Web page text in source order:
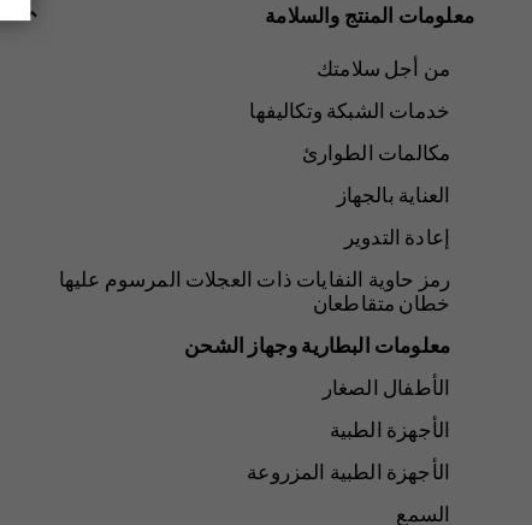
معلومات المنتج والسلامة
من أجل سلامتك
خدمات الشبكة وتكاليفها
مكالمات الطوارئ
العناية بالجهاز
إعادة التدوير
رمز حاوية النفايات ذات العجلات المرسوم عليها
خطان متقاطعان
معلومات البطارية وجهاز الشحن
الأطفال الصغار
الأجهزة الطبية
الأجهزة الطبية المزروعة
السمع